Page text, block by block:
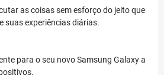
as coisas sem esforço do jeito que
suas experiências diárias.
para o seu novo Samsung Galaxy a